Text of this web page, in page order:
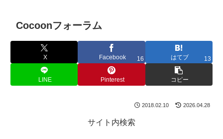
Cocoonフォーラム
X Facebook 16 はてブ 13
LINE Pinterest コピー
2018.02.10 2026.04.28
サイト内検索